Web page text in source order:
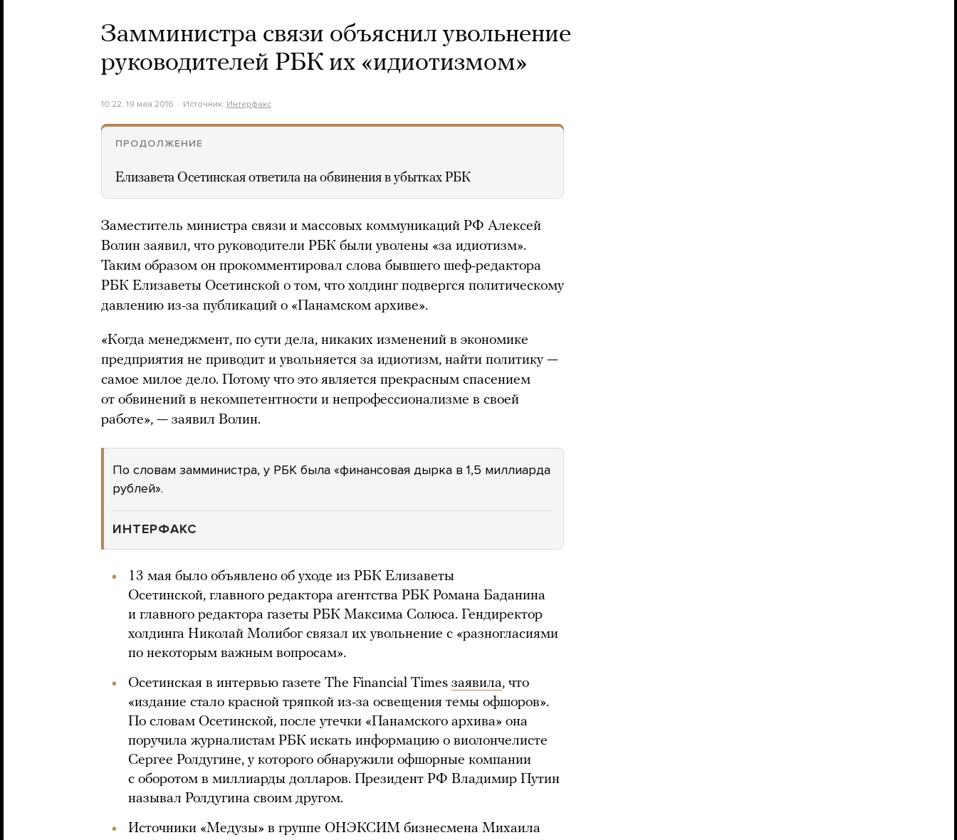
Замминистра связи объяснил увольнение
руководителей РБК их «идиотизмом»
10:22, 19 мая 2016 Источник: Интерфакс
ПРОДОЛЖЕНИЕ
Елизавета Осетинская ответила на обвинения в убытках РБК
Заместитель министра связи и массовых коммуникаций РФ Алексей
Волин заявил, что руководители РБК были уволены «за идиотизм».
Таким образом он прокомментировал слова бывшего шеф-редактора
РБК Елизаветы Осетинской о том, что холдинг подвергся политическому
давлению из-за публикаций о «Панамском архиве».
«Когда менеджмент, по сути дела, никаких изменений в экономике
предприятия не приводит и увольняется за идиотизм, найти политику —
самое милое дело. Потому что это является прекрасным спасением
от обвинений в некомпетентности и непрофессионализме в своей
работе», — заявил Волин.
По словам замминистра, у РБК была «финансовая дырка в 1,5 миллиарда
рублей».
ИНТЕРФАКС
13 мая было объявлено об уходе из РБК Елизаветы
Осетинской, главного редактора агентства РБК Романа Баданина
и главного редактора газеты РБК Максима Солюса. Гендиректор
холдинга Николай Молибог связал их увольнение с «разногласиями
по некоторым важным вопросам».
Осетинская в интервью газете The Financial Times заявила, что
«издание стало красной тряпкой из-за освещения темы офшоров».
По словам Осетинской, после утечки «Панамского архива» она
поручила журналистам РБК искать информацию о виолончелисте
Сергее Ролдугине, у которого обнаружили офшорные компании
с оборотом в миллиарды долларов. Президент РФ Владимир Путин
называл Ролдугина своим другом.
Источники «Медузы» в группе ОНЭКСИМ бизнесмена Михаила